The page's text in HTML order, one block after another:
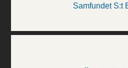
Samfundet S:t